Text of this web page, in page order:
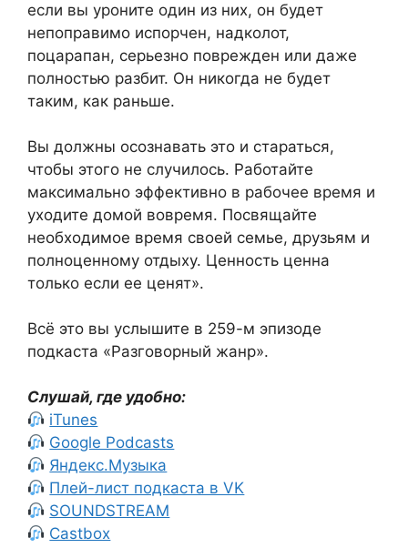
если вы уроните один из них, он будет
непоправимо испорчен, надколот,
поцарапан, серьезно поврежден или даже
полностью разбит. Он никогда не будет
таким, как раньше.
Вы должны осознавать это и стараться,
чтобы этого не случилось. Работайте
максимально эффективно в рабочее время и
уходите домой вовремя. Посвящайте
необходимое время своей семье, друзьям и
полноценному отдыху. Ценность ценна
только если ее ценят».
Всё это вы услышите в 259-м эпизоде
подкаста «Разговорный жанр».
Слушай, где удобно:
iTunes
Google Podcasts
Яндекс.Музыка
Плей-лист подкаста в VK
SOUNDSTREAM
Castbox